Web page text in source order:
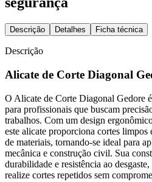
Descrição Detalhes Ficha técnica
Descrição
Alicate de Corte Diagonal
O Alicate de Corte Diagonal Gedore
para profissionais que buscam
trabalhos. Com um design
este alicate proporciona cortes limpos
de materiais, tornando-se ideal para
mecânica e construção civil. Sua
durabilidade e resistência ao
realize cortes repetidos sem